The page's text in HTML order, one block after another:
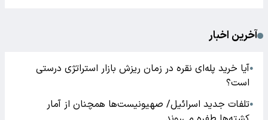
آخرین اخبار
●آیا خرید پله‌ای نقره در زمان ریزش بازار استراتژی درستی
است؟
●تلفات جدید اسرائیل/ صهیونیست‌ها همچنان از آمار